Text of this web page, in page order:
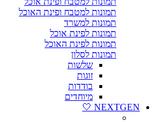
תמונות למטבח ופינת האוכל
תמונות למשרד
תמונות לפינת אוכל
תמונות לפינת האוכל
תמונות לסלון
שלשות
זוגות
בודדות
מיוחדים
NEXTGEN 🤍